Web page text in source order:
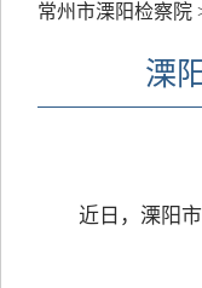
常州市溧阳检察院
溧
近日，溧阳市